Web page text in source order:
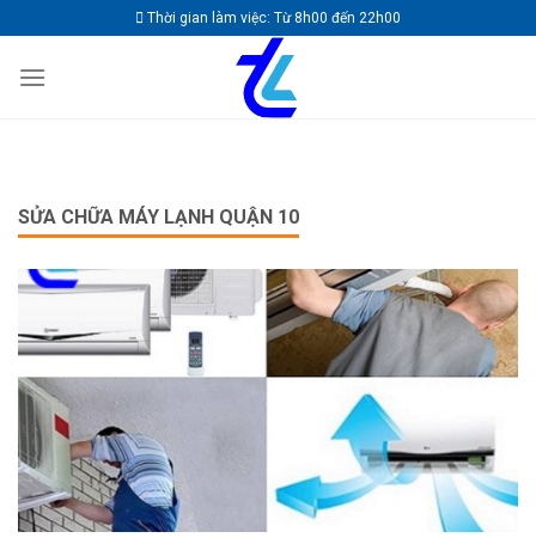
to
content
Thời gian làm việc: Từ 8h00 đến 22h00
SỬA CHỮA MÁY LẠNH QUẬN 10